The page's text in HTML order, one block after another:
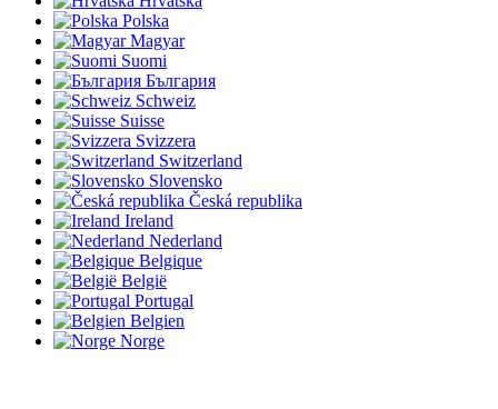
Polska
Magyar
Suomi
България
Schweiz
Suisse
Svizzera
Switzerland
Slovensko
Česká republika
Ireland
Nederland
Belgique
België
Portugal
Belgien
Norge